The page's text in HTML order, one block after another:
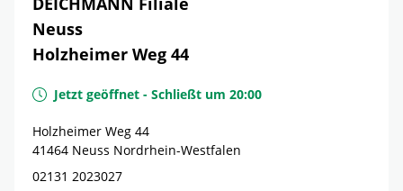
Neuss
Holzheimer Weg 44
Jetzt geöffnet - Schließt um 20:00
Holzheimer Weg 44
41464 Neuss Nordrhein-Westfalen
02131 2023027